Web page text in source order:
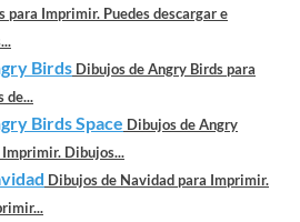
para Imprimir. Puedes descargar e
Birds Dibujos de Angry Birds para
de...
Birds Space Dibujos de Angry
Imprimir. Dibujos...
Dibujos de Navidad para Imprimir.